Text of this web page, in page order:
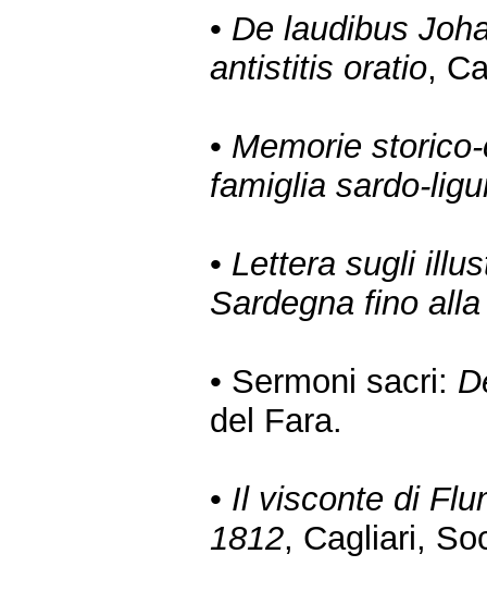
• De laudibus
antistitis oratio,
• Memorie
famiglia sardo-
• Lettera sugli
Sardegna fino
• Sermoni sacri:
del Fara.
• Il visconte di
1812, Cagliari,